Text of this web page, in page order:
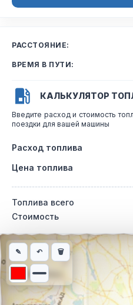
РАССТОЯНИЕ:
ВРЕМЯ В ПУТИ:
КАЛЬКУЛЯТОР
Введите расход и стоимость
поездки для вашей машины
Расход топлива
Цена топлива
Топлива всего
Стоимость
Интерактивная карта
✎ ↶ 🗑